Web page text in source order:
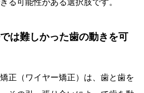
は難しかった歯の動きを可
正（ワイヤー矯正）は、歯と歯を